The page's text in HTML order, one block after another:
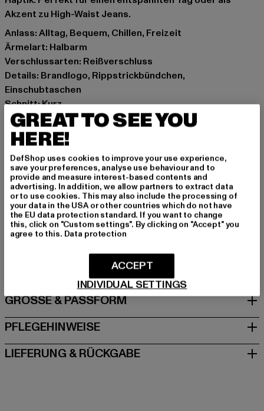
Akzent zu High-Waist Jeans.
Anlass: Alltag, Bequem, Chillen, Freizeit
Ärmelart: Halbarm
Verschlussarten: Reißverschluss
Details: Brandlogo, Rippstrickbündchen,
Einschubtaschen
Schnitt: Kurz
Marke: True Religion
Kat.: Sweat & Fleece
Farbe: schwarz
Hersteller Farbe: jet black
Materialzusammensetzung: 60% Baumwolle, 40%
Polyester
Art.Nr: TR209906-02343
Hersteller: True Religion Brand Jeans Germany GmbH |
Großenbaumer Weg 11 | 40472 Düsseldorf | DE
GRÖSSE & PASSFORM
PFLEGEHINWEISE
LIEFERUNG & RÜCKGABE
GREAT TO SEE YOU
HERE!
DefShop uses cookies to improve your use experience,
save your preferences, analyse use behaviour and to
provide and measure interest-based contents and
advertising. In addition, we allow partners to extract data
or to use cookies. This may also include the processing of
your data in the USA or other countries which do not have
the EU data protection standard. If you want to change
this, click on "Custom settings". By clicking on "Accept" you
agree to this. Data protection
INDIVIDUAL SETTINGS
ACCEPT